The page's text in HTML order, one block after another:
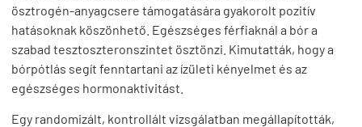
ösztrogén-anyagcsere támogatására gyakorolt pozitív
hatásoknak köszönhető. Egészséges férfiaknál a bór a
szabad tesztoszteronszintet ösztönzi. Kimutatták, hogy a
bórpótlás segít fenntartani az ízületi kényelmet és az
egészséges hormonaktivitást.
Egy randomizált, kontrollált vizsgálatban megállapították,